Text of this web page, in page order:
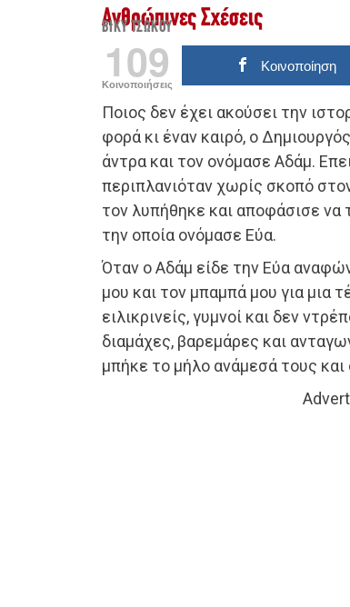
Ανθρώπινες Σχέσεις
ΒΊΚΥ ΤΣΏΚΟΥ
109
Κοινοποιήσεις
Κοινοποίηση
Ποιος δεν έχει ακούσει την
φορά κι έναν καιρό, ο
άντρα και τον ονόμασε Αδάμ.
περιπλανιόταν χωρίς σκοπό
τον λυπήθηκε και αποφάσισε να
την οποία ονόμασε Εύα.
Όταν ο Αδάμ είδε την Εύα
μου και τον μπαμπά μου για μια
ειλικρινείς, γυμνοί και δεν
διαμάχες, βαρεμάρες και
μπήκε το μήλο ανάμεσά τους και